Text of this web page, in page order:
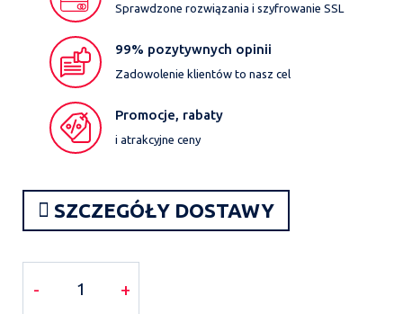
Sprawdzone rozwiązania i szyfrowanie SSL
99% pozytywnych opinii
Zadowolenie klientów to nasz cel
Promocje, rabaty
i atrakcyjne ceny
SZCZEGÓŁY DOSTAWY
- +